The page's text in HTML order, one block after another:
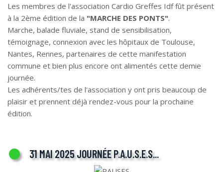
Les membres de l'association Cardio Greffes Idf fût présent
à la 2ème édition de la "MARCHE DES PONTS".
Marche, balade fluviale, stand de sensibilisation,
témoignage, connexion avec les hôpitaux de Toulouse,
Nantes, Rennes, partenaires de cette manifestation
commune et bien plus encore ont alimentés cette demie
journée.
Les adhérents/tes de l'association y ont pris beaucoup de
plaisir et prennent déjà rendez-vous pour la prochaine
édition.
31 MAI 2025 JOURNÉE P.A.U.S.E.S...